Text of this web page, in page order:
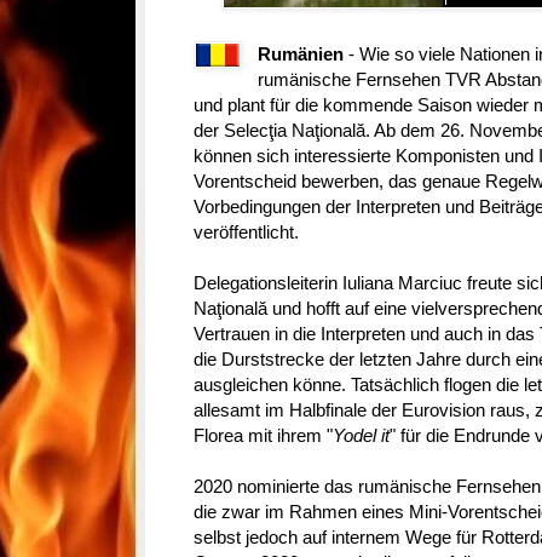
Rumänien- Wie so viele Nationen
rumänische Fernsehen TVR
und plant für die kommende Saison wieder
der Selecţia Naţională. Ab dem 26.
können sich interessierte Komponisten
Vorentscheid bewerben, das genaue
Vorbedingungen der Interpreten und
veröffentlicht.
Delegationsleiterin Iuliana Marciuc freute
Naţională und hofft auf eine
Vertrauen in die Interpreten und auch in
die Durststrecke der letzten Jahre durch
ausgleichen könne. Tatsächlich flogen die
allesamt im Halbfinale der Eurovision raus,
Florea mit ihrem "Yodel it" für die Endrunde
2020 nominierte das rumänische
die zwar im Rahmen eines Mini-
selbst jedoch auf internem Wege für